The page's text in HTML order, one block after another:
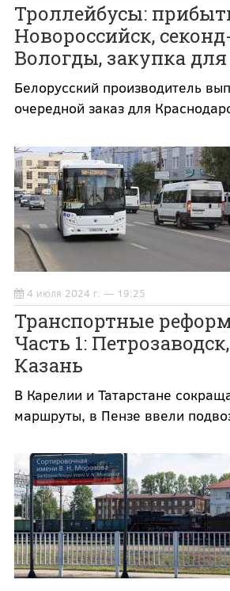
Троллейбусы:
Новороссийск,
Вологды, закупка
Белорусский производитель
очередной заказ для
4 июля 2024 г. — 19:25
Транспортные
Часть 1:
Казань
В Карелии и Татарстане
маршруты, в Пензе ввели